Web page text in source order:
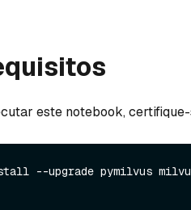
este notebook,
--upgrade pymilvus